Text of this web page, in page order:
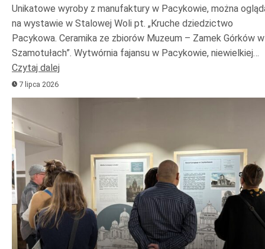
Unikatowe wyroby z manufaktury w Pacykowie, można
na wystawie w Stalowej Woli pt. „Kruche dziedzictwo
Pacykowa. Ceramika ze zbiorów Muzeum – Zamek Górków w
Szamotułach”. Wytwórnia fajansu w Pacykowie, niewielkiej…
Czytaj dalej
7 lipca 2026
plików
dźwiękowych